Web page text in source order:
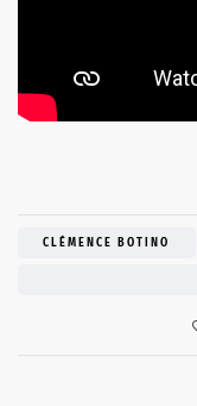
CLÉMENCE BOTINO